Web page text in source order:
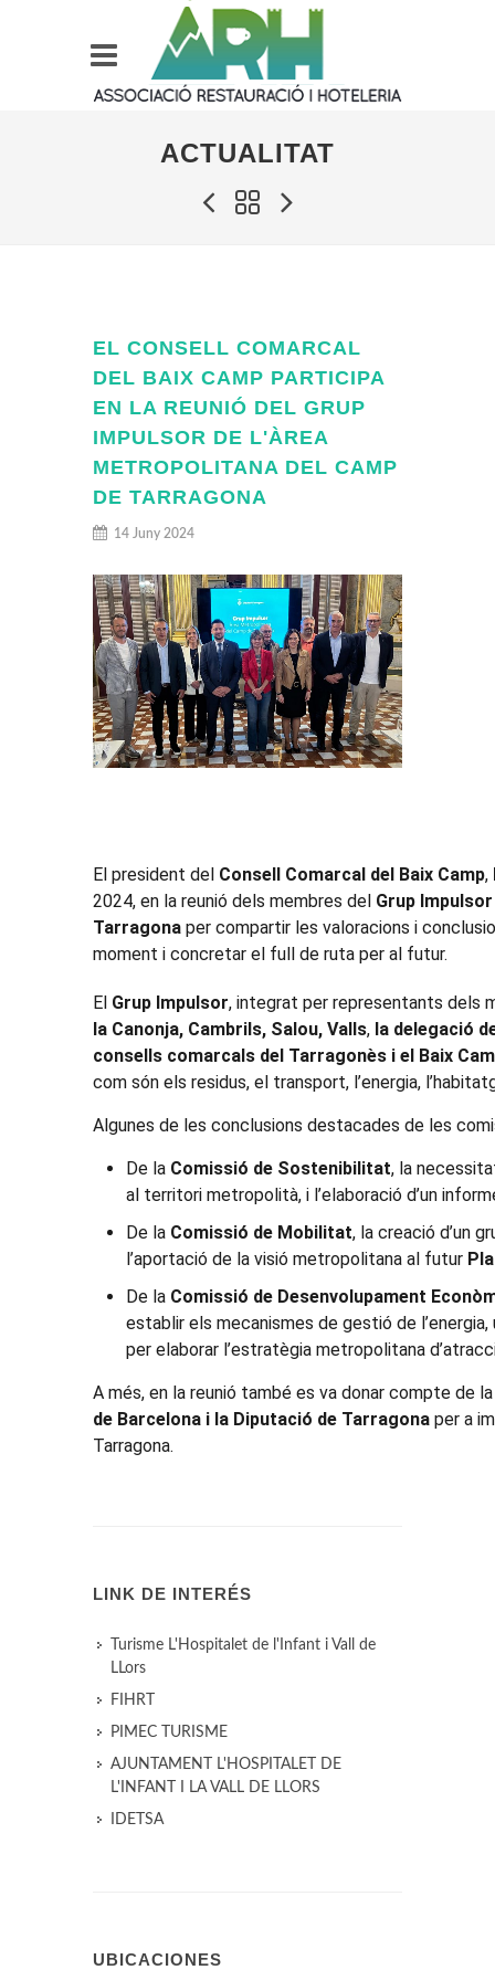
ACTUALITAT
EL CONSELL COMARCAL
DEL BAIX CAMP PARTICIPA
EN LA REUNIÓ DEL GRUP
IMPULSOR DE L'ÀREA
METROPOLITANA DEL CAMP
DE TARRAGONA
14 Juny 2024
El president del Consell Comarcal del Baix Camp,
2024, en la reunió dels membres del Grup
Tarragona per compartir les valoracions i
moment i concretar el full de ruta per al futur.
El Grup Impulsor, integrat per representants dels
la Canonja, Cambrils, Salou, Valls, la delegació
consells comarcals del Tarragonès i el Baix
com són els residus, el transport, l’energia,
Algunes de les conclusions destacades de les
De la Comissió de Sostenibilitat, la
al territori metropolità, i l’elaboració d’un
De la Comissió de Mobilitat, la creació d’un
l’aportació de la visió metropolitana al futur
De la Comissió de Desenvolupament
establir els mecanismes de gestió de
per elaborar l’estratègia metropolitana
A més, en la reunió també es va donar compte de
de Barcelona i la Diputació de Tarragona per a
Tarragona.
LINK DE INTERÉS
Turisme L'Hospitalet de l'Infant i Vall de
LLors
FIHRT
PIMEC TURISME
AJUNTAMENT L'HOSPITALET DE
L'INFANT I LA VALL DE LLORS
IDETSA
UBICACIONES